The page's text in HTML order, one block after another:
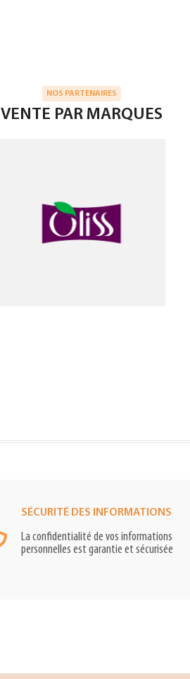
NOS PARTENAIRES
VENTE PAR MARQUES
SÉCURITÉ DES INFORMATIONS
La confidentialité de vos informations
personnelles est garantie et sécurisée